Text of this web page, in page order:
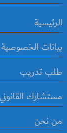
الرئيسية
بيانات الخصوصية
طلب تدريب
مستشارك القانوني
من نحن